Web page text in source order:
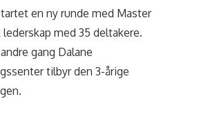
en ny runde med Master
lederskap med 35 deltakere.
gang Dalane
tilbyr den 3-årige